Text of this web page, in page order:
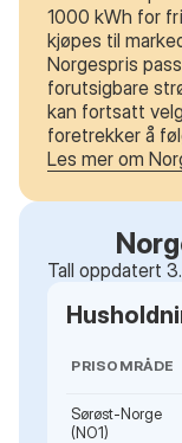
1000 kWh for
kjøpes til
Norgespris
forutsigbare
kan fortsatt
foretrekker å
Les mer om
Tall oppdatert
PRISOMRÅDE
Sørøst-Norge
(NO1)